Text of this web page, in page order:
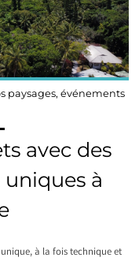
paysages, événements
avec des
à
à la fois technique et